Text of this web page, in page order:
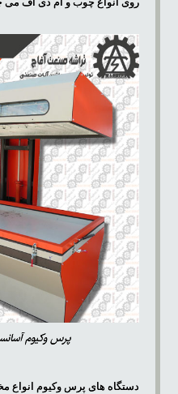
پرس وکیوم
دستگاه های پرس وکیوم انواع